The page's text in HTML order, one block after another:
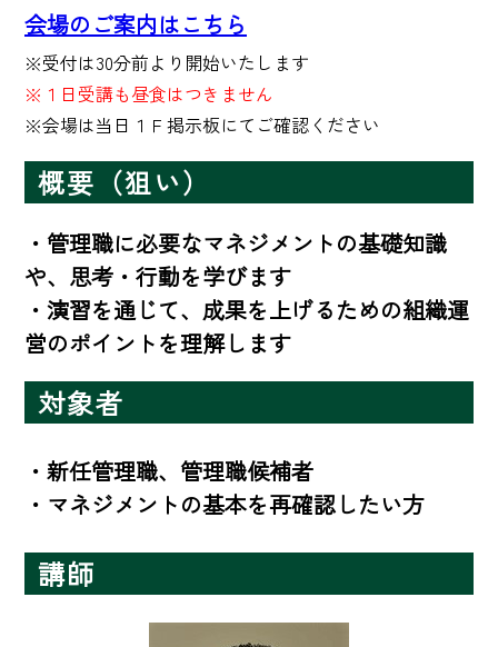
会場のご案内はこちら
※１日受講も昼食はつきません
※会場は当日１Ｆ掲示板にてご確認ください
概要（狙い）
・管理職に必要なマネジメントの基礎知識
や、思考・行動を学びます
・演習を通じて、成果を上げるための組織運
営のポイントを理解します
対象者
・新任管理職、管理職候補者
・マネジメントの基本を再確認したい方
講師